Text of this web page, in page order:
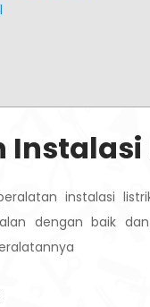
Instalasi
instalasi
dengan baik